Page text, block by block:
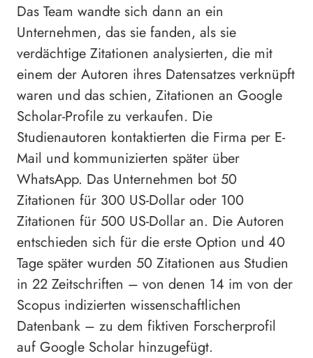
Das Team wandte sich dann an ein
Unternehmen, das sie fanden, als sie
verdächtige Zitationen analysierten, die mit
einem der Autoren ihres Datensatzes verknüpft
waren und das schien, Zitationen an Google
Scholar-Profile zu verkaufen. Die
Studienautoren kontaktierten die Firma per E-
Mail und kommunizierten später über
WhatsApp. Das Unternehmen bot 50
Zitationen für 300 US-Dollar oder 100
Zitationen für 500 US-Dollar an. Die Autoren
entschieden sich für die erste Option und 40
Tage später wurden 50 Zitationen aus Studien
in 22 Zeitschriften – von denen 14 im von der
Scopus indizierten wissenschaftlichen
Datenbank – zu dem fiktiven Forscherprofil
auf Google Scholar hinzugefügt.